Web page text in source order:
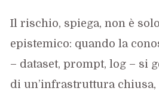
Il rischio, spiega, non è
epistemico: quando la
– dataset, prompt, log – si
di un’infrastruttura